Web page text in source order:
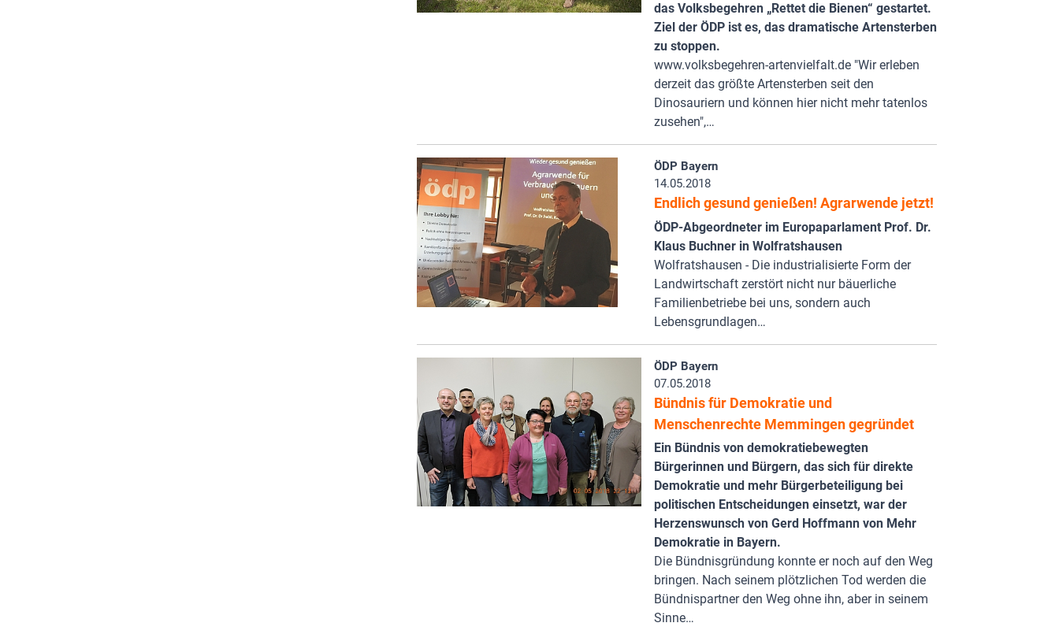
das Volksbegehren „Rettet die Bienen“ gestartet.
Ziel der ÖDP ist es, das dramatische Artensterben
zu stoppen.
www.volksbegehren-artenvielfalt.de "Wir erleben
derzeit das größte Artensterben seit den
Dinosauriern und können hier nicht mehr tatenlos
zusehen",…
ÖDP Bayern
14.05.2018
Endlich gesund genießen! Agrarwende jetzt!
ÖDP-Abgeordneter im Europaparlament Prof. Dr.
Klaus Buchner in Wolfratshausen
Wolfratshausen - Die industrialisierte Form der
Landwirtschaft zerstört nicht nur bäuerliche
Familienbetriebe bei uns, sondern auch
Lebensgrundlagen…
ÖDP Bayern
07.05.2018
Bündnis für Demokratie und
Menschenrechte Memmingen gegründet
Ein Bündnis von demokratiebewegten
Bürgerinnen und Bürgern, das sich für direkte
Demokratie und mehr Bürgerbeteiligung bei
politischen Entscheidungen einsetzt, war der
Herzenswunsch von Gerd Hoffmann von Mehr
Demokratie in Bayern.
Die Bündnisgründung konnte er noch auf den Weg
bringen. Nach seinem plötzlichen Tod werden die
Bündnispartner den Weg ohne ihn, aber in seinem
Sinne…